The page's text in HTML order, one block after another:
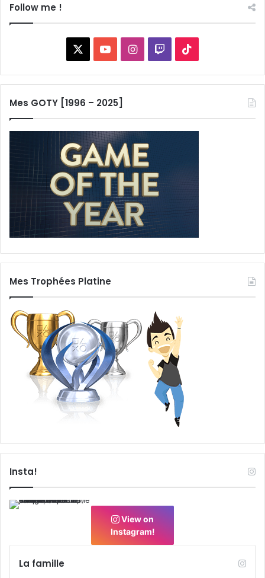
Follow me !
YouTubeInstagram
Twitch
Mes GOTY [1996 – 2025]
Mes Trophées Platine
Insta!
View on
Instagram!
La famille